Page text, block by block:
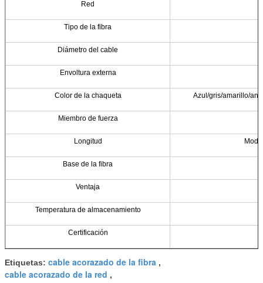
Red
Tipo de la fibra
Diámetro del cable
Envoltura externa
Color de la chaqueta Azul/gris/amarillo/
Miembro de fuerza
Longitud
Base de la fibra
Ventaja
Temperatura de almacenamiento
Certificación
Etiquetas: cable acorazado de la fibra ,
cable acorazado de la red ,